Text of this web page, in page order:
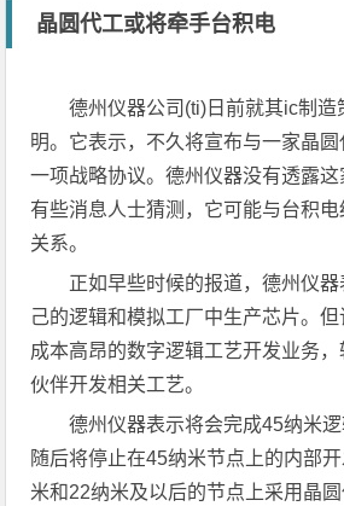
晶圆代工或将牵手台积电
德州仪器公司(ti)日前就其ic制造
明。它表示，不久将宣布与一家晶
一项战略协议。德州仪器没有透露
有些消息人士猜测，它可能与台积
关系。
正如早些时候的报道，德州仪
己的逻辑和模拟工厂中生产芯片。
成本高昂的数字逻辑工艺开发业务
伙伴开发相关工艺。
德州仪器表示将会完成45纳米
随后将停止在45纳米节点上的内部
米和22纳米及以后的节点上采用晶